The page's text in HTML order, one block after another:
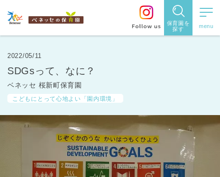
保育園を
探す
保育園を探す
名から探
2022/05/11
SDGsって、なに？
ベネッセ 桜新町保育園
こどもにとって心地よい「園内環境」